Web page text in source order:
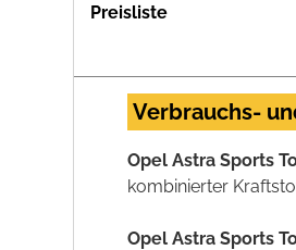
Preisliste
Verbrauchs-
Opel Astra Sports
kombinierter
Opel Astra Sports